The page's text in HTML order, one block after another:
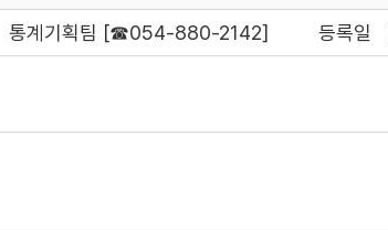
등록일
통계기획팀 [☎054-880-2142]